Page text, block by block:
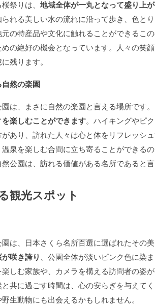
祭りは、 地域全体が一丸となって盛り上
れる美しい水の流れに沿って歩き、色と
の特産品や文化に触れることができるこ
の絶好の機会となっています。人々の笑
残ります。
然の楽園
は、まさに自然の楽園と言える場所です
楽しむことができます。ハイキングやピ
があり、訪れた人々は心と体をリフレッシ
泉を楽しむ合間に立ち寄ることができる
公園は、訪れる価値がある名所であると言
観光スポット
は、日本さくら名所百選に選ばれたその
咲き誇り
、公園全体が淡いピンク色に染
しむ家族や、カメラを構える訪問者の姿
共に過ごす時間は、心の安らぎを与えて
生動物にも出会えるかもしれません。